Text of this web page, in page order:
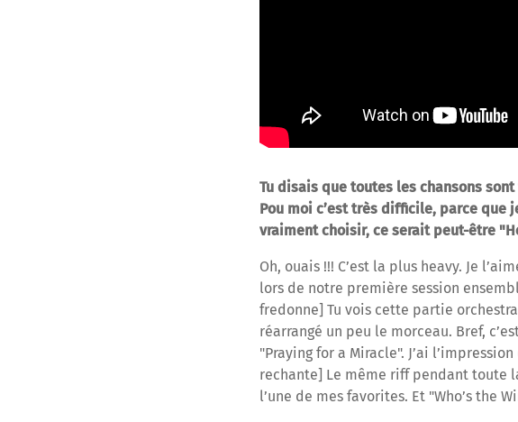
Tu disais que toutes les chansons
Pou moi c’est très difficile, parce que
vraiment choisir, ce serait peut-être
Oh, ouais !!! C’est la plus heavy. Je
lors de notre première session
fredonne] Tu vois cette partie
réarrangé un peu le morceau. Bref,
"Praying for a Miracle". J’ai
rechante] Le même riff pendant toute
l’une de mes favorites. Et "Who’s the